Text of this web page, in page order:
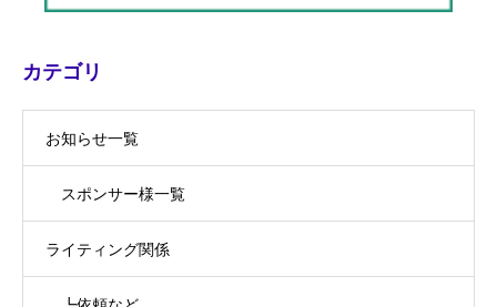
カテゴリ
お知らせ一覧
スポンサー様一覧
ライティング関係